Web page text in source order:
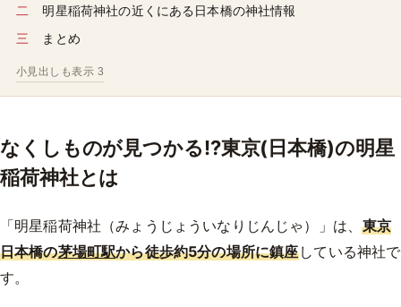
明星稲荷神社の近くにある日本橋の神社情報
まとめ
小見出しも表示 3
なくしものが見つかる!?東京(日本橋)の明星
稲荷神社とは
「明星稲荷神社（みょうじょういなりじんじゃ）」は、東京
日本橋の茅場町駅から徒歩約5分の場所に鎮座している神社で
す。